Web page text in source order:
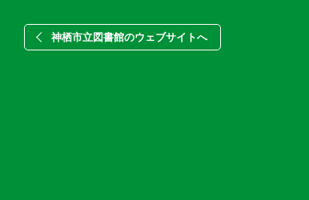
神栖市立図書館のウェブサイトへ